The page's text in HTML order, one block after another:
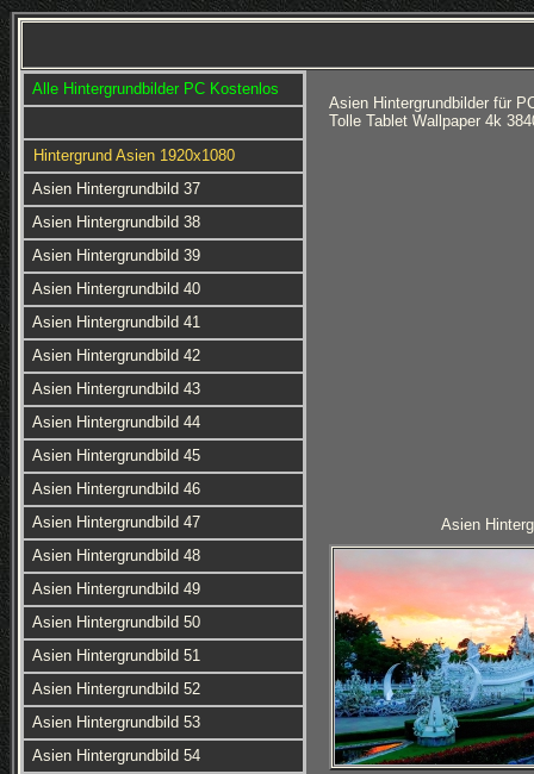
Alle Hintergrundbilder PC Kostenlos
Hintergrund Asien 1920x1080
Asien Hintergrundbild 37
Asien Hintergrundbild 38
Asien Hintergrundbild 39
Asien Hintergrundbild 40
Asien Hintergrundbild 41
Asien Hintergrundbild 42
Asien Hintergrundbild 43
Asien Hintergrundbild 44
Asien Hintergrundbild 45
Asien Hintergrundbild 46
Asien Hintergrundbild 47
Asien Hintergrundbild 48
Asien Hintergrundbild 49
Asien Hintergrundbild 50
Asien Hintergrundbild 51
Asien Hintergrundbild 52
Asien Hintergrundbild 53
Asien Hintergrundbild 54
Asien Hintergrundbilder für
Tolle Tablet Wallpaper 4k
Asien